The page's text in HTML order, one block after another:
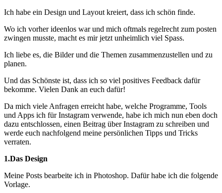
Ich habe ein Design und Layout kreiert, dass ich schön finde.
Wo ich vorher ideenlos war und mich oftmals regelrecht zum posten
zwingen musste, macht es mir jetzt unheimlich viel Spass.
Ich liebe es, die Bilder und die Themen zusammenzustellen und zu
planen.
Und das Schönste ist, dass ich so viel positives Feedback dafür
bekomme. Vielen Dank an euch dafür!
Da mich viele Anfragen erreicht habe, welche Programme, Tools
und Apps ich für Instagram verwende, habe ich mich nun eben doch
dazu entschlossen, einen Beitrag über Instagram zu schreiben und
werde euch nachfolgend meine persönlichen Tipps und Tricks
verraten.
1.Das Design
Meine Posts bearbeite ich in Photoshop. Dafür habe ich die folgende
Vorlage.